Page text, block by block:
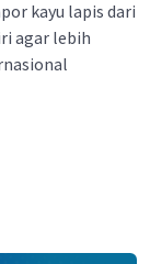
kayu lapis dari
agar lebih